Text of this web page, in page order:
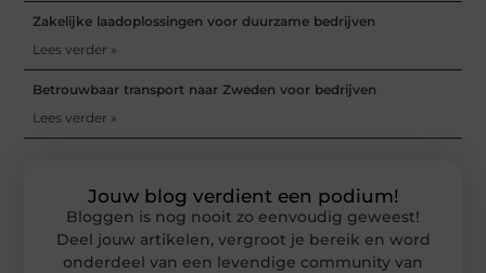
Zakelijke laadoplossingen voor duurzame bedrijven
Lees verder »
Betrouwbaar transport naar Zweden voor bedrijven
Lees verder »
Jouw blog verdient een podium!
Bloggen is nog nooit zo eenvoudig geweest!
Deel jouw artikelen, vergroot je bereik en word
onderdeel van een levendige community van